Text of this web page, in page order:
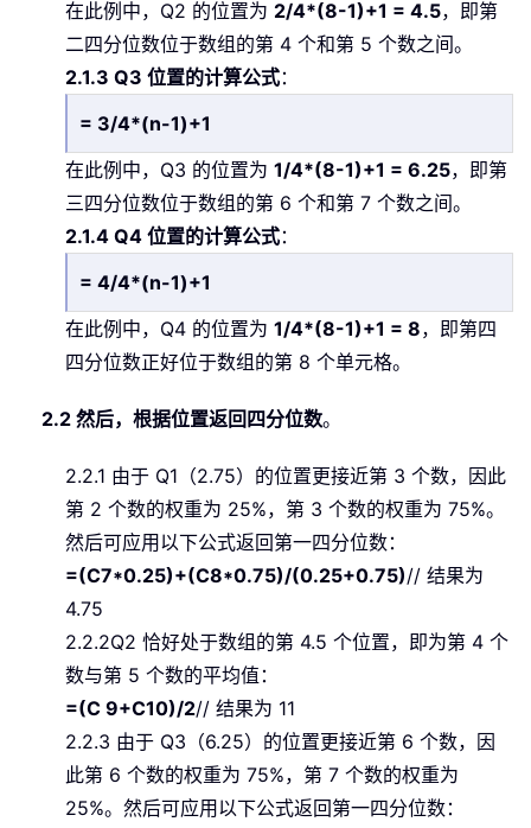
在此例中，Q2 的位置为 2/4*(8-1)+1 = 4.5，即第
二四分位数位于数组的第 4 个和第 5 个数之间。
2.1.3 Q3 位置的计算公式：
= 3/4*(n-1)+1
在此例中，Q3 的位置为 1/4*(8-1)+1 = 6.25，即第
三四分位数位于数组的第 6 个和第 7 个数之间。
2.1.4 Q4 位置的计算公式：
= 4/4*(n-1)+1
在此例中，Q4 的位置为 1/4*(8-1)+1 = 8，即第四
四分位数正好位于数组的第 8 个单元格。
2.2 然后，根据位置返回四分位数。
2.2.1 由于 Q1（2.75）的位置更接近第 3 个数，因此
第 2 个数的权重为 25%，第 3 个数的权重为 75%。
然后可应用以下公式返回第一四分位数：
=(C7*0.25)+(C8*0.75)/(0.25+0.75)// 结果为
4.75
2.2.2Q2 恰好处于数组的第 4.5 个位置，即为第 4 个
数与第 5 个数的平均值：
=(C 9+C10)/2// 结果为 11
2.2.3 由于 Q3（6.25）的位置更接近第 6 个数，因
此第 6 个数的权重为 75%，第 7 个数的权重为
25%。然后可应用以下公式返回第一四分位数：